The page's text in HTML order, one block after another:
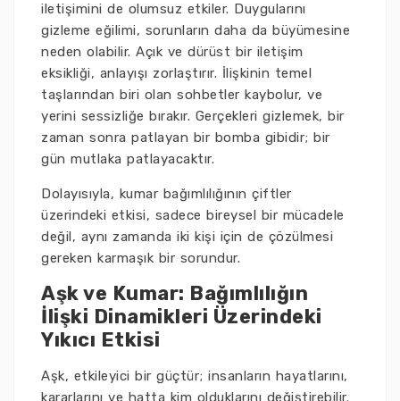
iletişimini de olumsuz etkiler. Duygularını
gizleme eğilimi, sorunların daha da büyümesine
neden olabilir. Açık ve dürüst bir iletişim
eksikliği, anlayışı zorlaştırır. İlişkinin temel
taşlarından biri olan sohbetler kaybolur, ve
yerini sessizliğe bırakır. Gerçekleri gizlemek, bir
zaman sonra patlayan bir bomba gibidir; bir
gün mutlaka patlayacaktır.
Dolayısıyla, kumar bağımlılığının çiftler
üzerindeki etkisi, sadece bireysel bir mücadele
değil, aynı zamanda iki kişi için de çözülmesi
gereken karmaşık bir sorundur.
Aşk ve Kumar: Bağımlılığın
İlişki Dinamikleri Üzerindeki
Yıkıcı Etkisi
Aşk, etkileyici bir güçtür; insanların hayatlarını,
kararlarını ve hatta kim olduklarını değiştirebilir.